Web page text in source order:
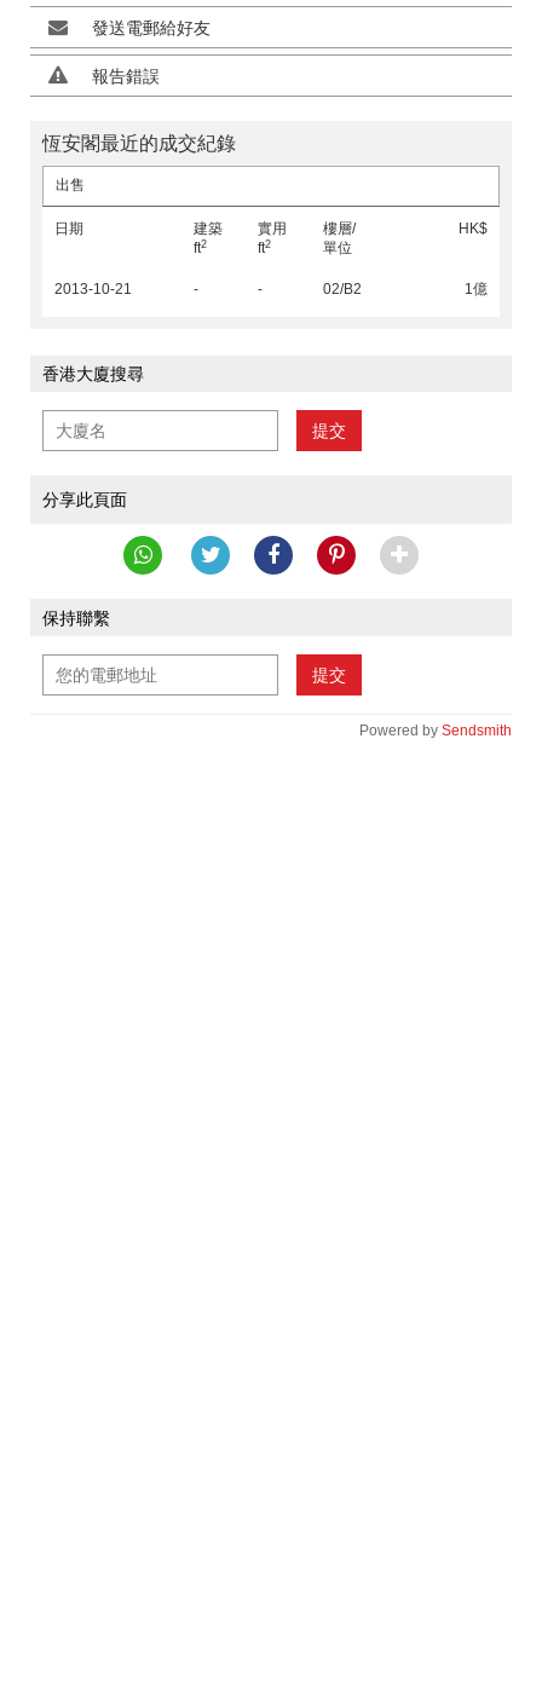
發送電郵給好友
報告錯誤
恆安閣最近的成交紀錄
出售
日期
建築
ft2
實用
ft2
樓層/
單位
HK$
2013-10-21 - - 02/B2 1億
香港大廈搜尋
提交
分享此頁面
保持聯繫
提交
Powered by Sendsmith